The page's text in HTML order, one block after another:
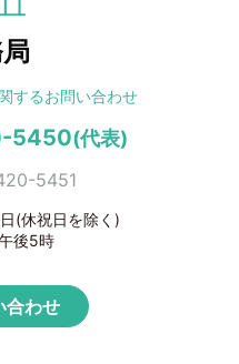
するお問い合わせ
5450(代表)
5451
(休祝日を除く)
後5時
合わせ